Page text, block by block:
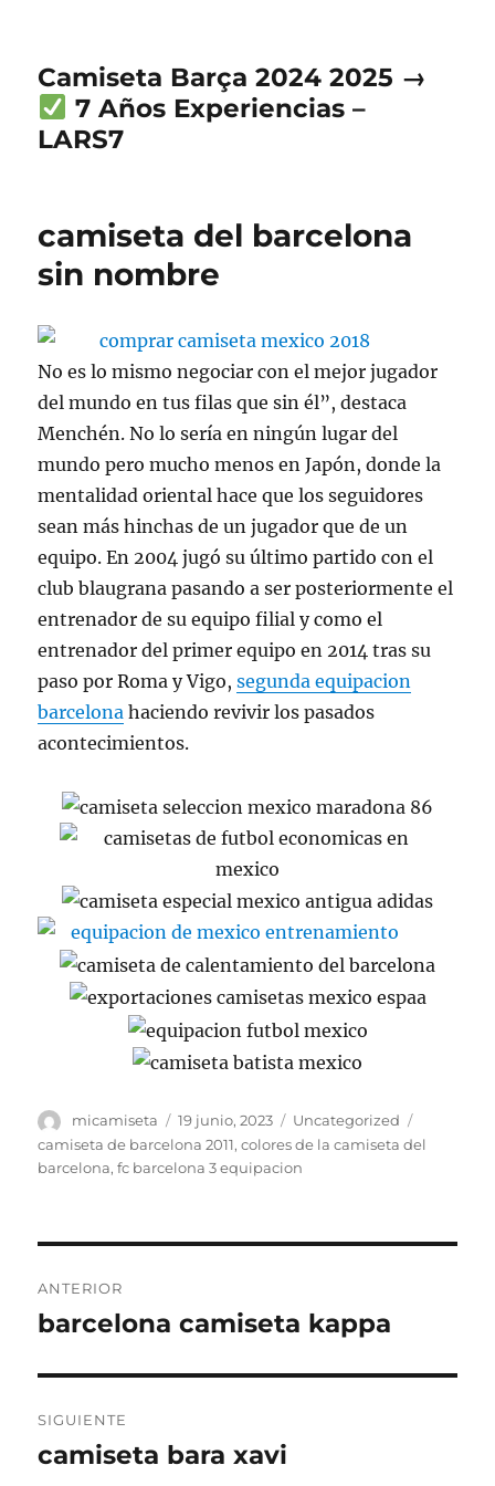
Camiseta Barça 2024 2025 →
7 Años Experiencias –
LARS7
camiseta del barcelona
sin nombre
No es lo mismo negociar con el mejor jugador
del mundo en tus filas que sin él”, destaca
Menchén. No lo sería en ningún lugar del
mundo pero mucho menos en Japón, donde la
mentalidad oriental hace que los seguidores
sean más hinchas de un jugador que de un
equipo. En 2004 jugó su último partido con el
club blaugrana pasando a ser posteriormente el
entrenador de su equipo filial y como el
entrenador del primer equipo en 2014 tras su
paso por Roma y Vigo,segunda equipacion
barcelona haciendo revivir los pasados
acontecimientos.
Autor
micamiseta
Publicado
el
19 junio, 2023 Categorías
Uncategorized
camiseta de barcelona 2011,colores de la camiseta del
barcelona,fc barcelona 3 equipacion
de
ANTERIOR
Entrada
barcelona camiseta kappa
SIGUIENTE
Entrada
camiseta bara xavi